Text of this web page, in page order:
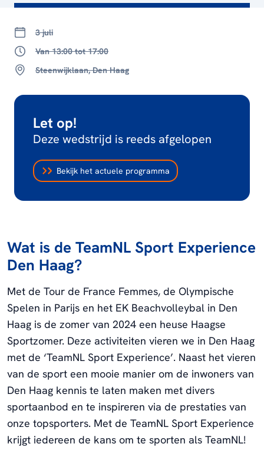
3 juli
Van 13:00 tot 17:00
Steenwijklaan, Den Haag
Let op!
Deze wedstrijd is reeds afgelopen
Bekijk het actuele programma
Wat is de TeamNL Sport Experience
Den Haag?
Met de Tour de France Femmes, de Olympische
Spelen in Parijs en het EK Beachvolleybal in Den
Haag is de zomer van 2024 een heuse Haagse
Sportzomer. Deze activiteiten vieren we in Den Haag
met de ‘TeamNL Sport Experience’. Naast het vieren
van de sport een mooie manier om de inwoners van
Den Haag kennis te laten maken met divers
sportaanbod en te inspireren via de prestaties van
onze topsporters. Met de TeamNL Sport Experience
krijgt iedereen de kans om te sporten als TeamNL!